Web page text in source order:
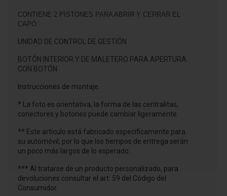
CONTIENE 2 PISTONES PARA ABRIR Y CERRAR EL
CAPÓ
UNIDAD DE CONTROL DE GESTIÓN
BOTÓN INTERIOR Y DE MALETERO PARA APERTURA
CON BOTÓN
Instrucciones de montaje.
* La foto es orientativa, la forma de las centralitas,
conectores y botones puede cambiar ligeramente.
** Este artículo está fabricado específicamente para
su automóvil, por lo que los tiempos de entrega serán
un poco más largos de lo esperado.
*** Al tratarse de un producto personalizado, para
devoluciones consultar el art. 59 del Código del
Consumidor.